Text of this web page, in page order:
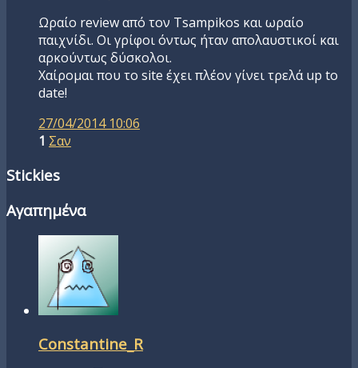
Ωραίο review από τον Tsampikos και ωραίο
παιχνίδι. Οι γρίφοι όντως ήταν απολαυστικοί και
αρκούντως δύσκολοι.
Χαίρομαι που το site έχει πλέον γίνει τρελά up to
date!
27/04/2014 10:06
1 Σαν
Stickies
Αγαπημένα
Constantine_R